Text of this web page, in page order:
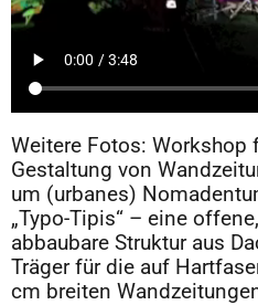
Weitere Fotos: Workshop
Gestaltung von
um (urbanes)
„Typo-Tipis“ – eine
abbaubare Struktur aus
Träger für die auf
cm breiten